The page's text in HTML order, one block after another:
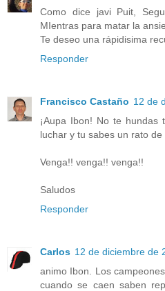
Como dice javi Puit,
MIentras para matar la
Te deseo una rápidisima
Responder
Francisco Castaño 12 de
¡Aupa Ibon! No te
luchar y tu sabes un rato de
Venga!! venga!! venga!!
Saludos
Responder
Carlos 12 de diciembre de
animo Ibon. Los
cuando se caen saben